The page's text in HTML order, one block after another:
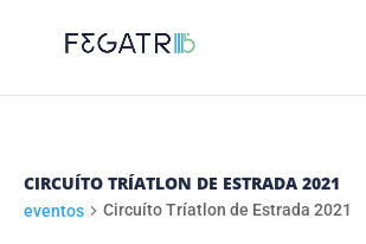
CIRCUÍTO TRÍATLON DE ESTRADA 2021
eventos Circuíto Tríatlon de Estrada 2021